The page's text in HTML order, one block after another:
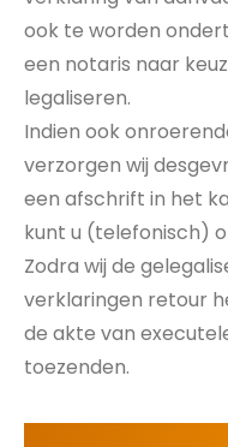
ook te worden
een notaris naar
legaliseren.
Indien ook
verzorgen wij
een afschrift in het
kunt u (telefonisch)
Zodra wij de
verklaringen retour
de akte van
toezenden.